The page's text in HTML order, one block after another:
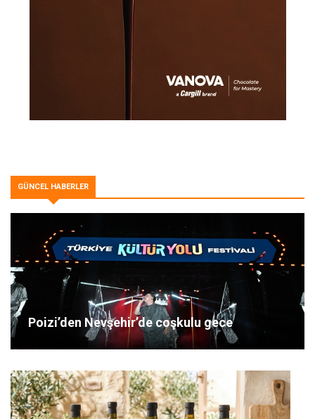
GÜNCEL HABERLER
Poizi’den Nevşehir’de coşkulu gece